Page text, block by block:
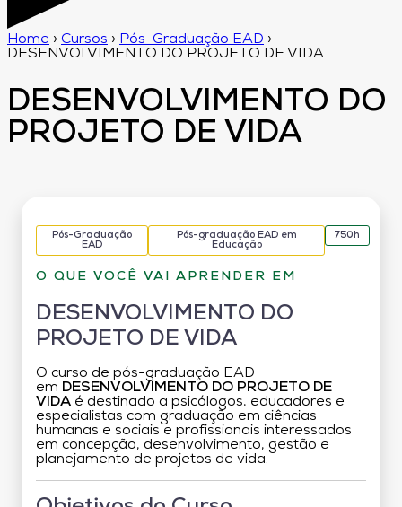
Home › Cursos › Pós-Graduação EAD ›
DESENVOLVIMENTO DO PROJETO DE VIDA
DESENVOLVIMENTO DO
PROJETO DE VIDA
Pós-Graduação
EAD
Pós-graduação EAD em
Educação
750h
O QUE VOCÊ VAI APRENDER EM
DESENVOLVIMENTO DO
PROJETO DE VIDA
O curso de pós-graduação EAD
em DESENVOLVIMENTO DO PROJETO DE
VIDA é destinado a psicólogos, educadores e
especialistas com graduação em ciências
humanas e sociais e profissionais interessados
em concepção, desenvolvimento, gestão e
planejamento de projetos de vida.